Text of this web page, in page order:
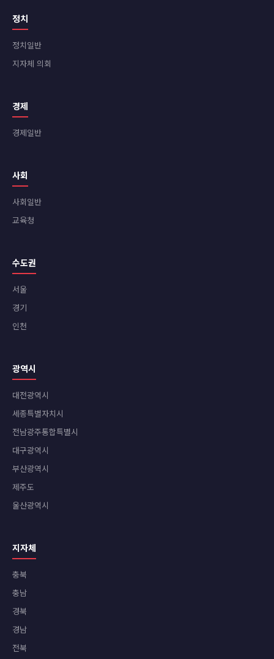
정치
정치일반
지자체 의회
경제
경제일반
사회
사회일반
교육청
수도권
서울
경기
인천
광역시
대전광역시
세종특별자치시
전남광주통합특별시
대구광역시
부산광역시
제주도
울산광역시
지자체
충북
충남
경북
경남
전북